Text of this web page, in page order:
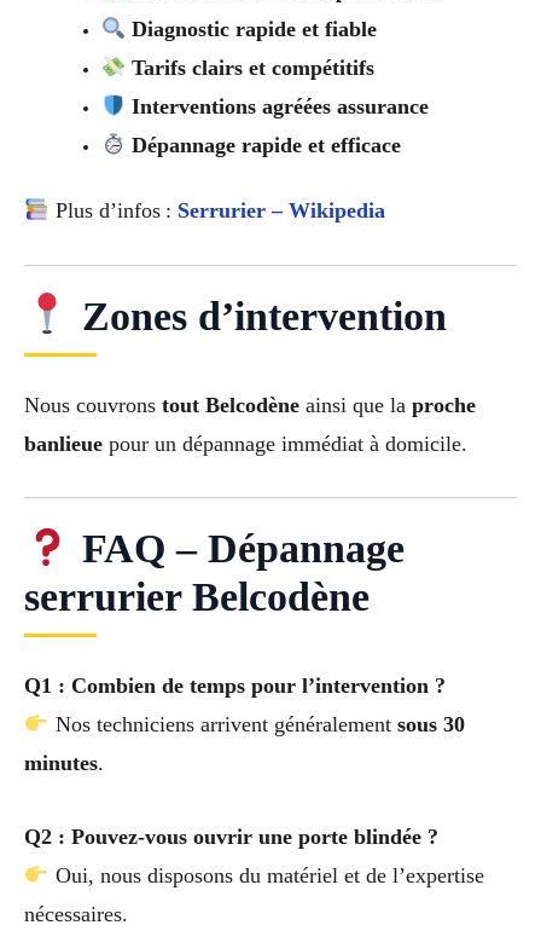
Diagnostic rapide et fiable
Tarifs clairs et compétitifs
Interventions agréées assurance
Dépannage rapide et efficace
Plus d’infos : Serrurier – Wikipedia
Zones d’intervention
Nous couvrons tout Belcodène ainsi que la proche
banlieue pour un dépannage immédiat à domicile.
FAQ – Dépannage
serrurier Belcodène
Q1 : Combien de temps pour l’intervention ?
Nos techniciens arrivent généralement sous 30
minutes.
Q2 : Pouvez-vous ouvrir une porte blindée ?
Oui, nous disposons du matériel et de l’expertise
nécessaires.